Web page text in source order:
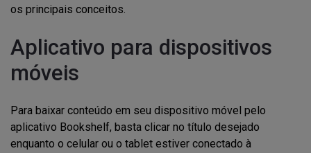
os principais conceitos.
Aplicativo para dispositivos
móveis
Para baixar conteúdo em seu dispositivo móvel pelo
aplicativo Bookshelf, basta clicar no título desejado
enquanto o celular ou o tablet estiver conectado à